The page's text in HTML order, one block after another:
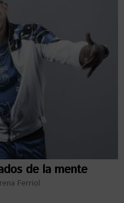
de la mente
Ferriol